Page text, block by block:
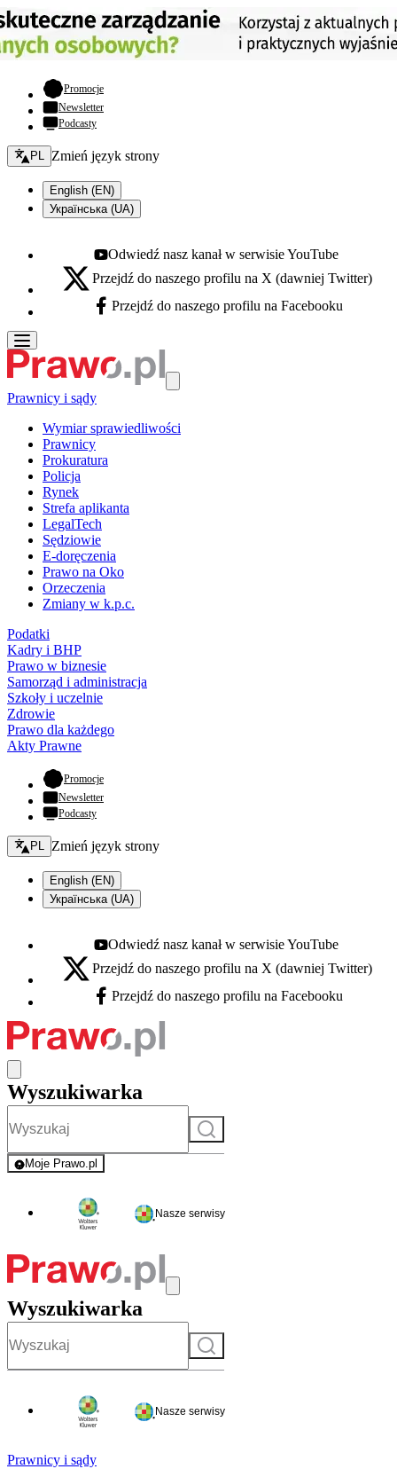
Promocje- otwiera się w nowej karcie
Newsletter
Podcasty
Zmień język - bieżący:
PL Zmień język strony
English (EN)
Українська (UA)
Youtube - otwiera się w nowej karcie
Odwiedź nasz kanał w serwisie YouTube
X - otwiera się w nowej karcie
Przejdź do naszego profilu na X (dawniej Twitter)
Facebook - otwiera się w nowej karcie
Przejdź do naszego profilu na Facebooku
Prawnicy i sądy
Wymiar sprawiedliwości
Prawnicy
Prokuratura
Policja
Rynek
Strefa aplikanta
LegalTech
Sędziowie
E-doręczenia
Prawo na Oko
Orzeczenia
Zmiany w k.p.c.
Podatki
Kadry i BHP
Prawo w biznesie
Samorząd i administracja
Szkoły i uczelnie
Zdrowie
Prawo dla każdego
Akty Prawne
Promocje- otwiera się w nowej karcie
Newsletter
Podcasty
Zmień język - bieżący:
PL Zmień język strony
English (EN)
Українська (UA)
Youtube - otwiera się w nowej karcie
Odwiedź nasz kanał w serwisie YouTube
X - otwiera się w nowej karcie
Przejdź do naszego profilu na X (dawniej Twitter)
Facebook - otwiera się w nowej karcie
Przejdź do naszego profilu na Facebooku
Wyszukiwarka
Szukaj
Moje Prawo.pl
- rejestracja i logowanie do serwisu
Nasze serwisy
Wyszukiwarka
Szukaj
Nasze serwisy
Prawnicy i sądy